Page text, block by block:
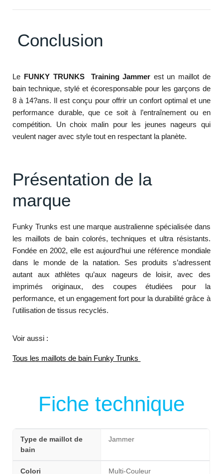
Conclusion
Le FUNKY TRUNKS Training Jammer est un maillot de
bain technique, stylé et écoresponsable pour les garçons de
8 à 14?ans. Il est conçu pour offrir un confort optimal et une
performance durable, que ce soit à l’entraînement ou en
compétition. Un choix malin pour les jeunes nageurs qui
veulent nager avec style tout en respectant la planète.
Présentation de la
marque
Funky Trunks est une marque australienne spécialisée dans
les maillots de bain colorés, techniques et ultra résistants.
Fondée en 2002, elle est aujourd’hui une référence mondiale
dans le monde de la natation. Ses produits s’adressent
autant aux athlètes qu’aux nageurs de loisir, avec des
imprimés originaux, des coupes étudiées pour la
performance, et un engagement fort pour la durabilité grâce à
l'utilisation de tissus recyclés.
Voir aussi :
Tous les maillots de bain Funky Trunks
Fiche technique
Type de maillot de
bain
Jammer
Colori Multi-Couleur